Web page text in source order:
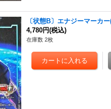
〔状態B〕エナジーマーカ
4,780円(税込)
在庫数 2枚